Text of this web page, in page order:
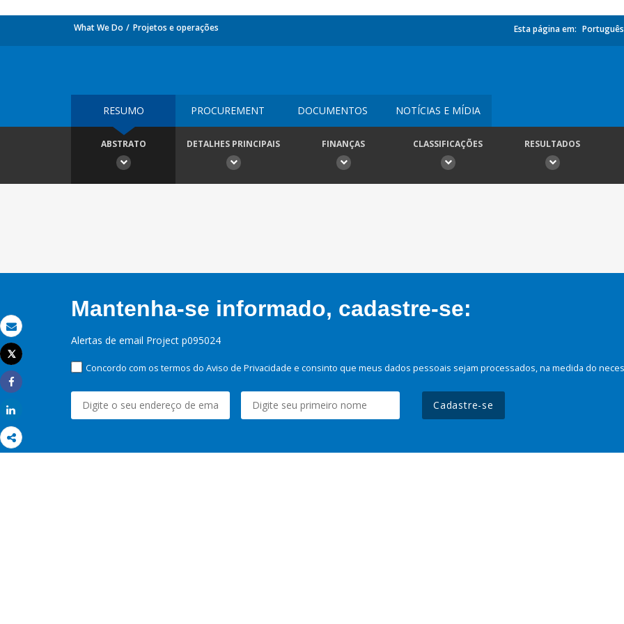
Email
Imprimir
Tweet
Share
What We Do Projetos e operações Esta página em: Português
RESUMO PROCUREMENT DOCUMENTOS NOTÍCIAS E MÍDIA
ABSTRATO DETALHES PRINCIPAIS FINANÇAS CLASSIFICAÇÕES RESULTADOS
Mantenha-se informado, cadastre-se:
Alertas de email Project p095024
Concordo com os termos do Aviso de Privacidade e consinto que meus dados pessoais sejam processados, na medida do
Cadastre-se